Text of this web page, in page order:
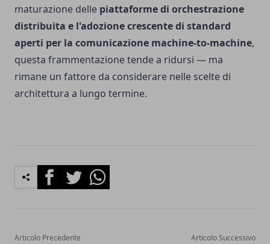
maturazione delle piattaforme di orchestrazione
distribuita e l'adozione crescente di standard
aperti per la comunicazione machine-to-machine,
questa frammentazione tende a ridursi — ma
rimane un fattore da considerare nelle scelte di
architettura a lungo termine.
FacebookTwitterWhatsapp
Articolo Precedente Articolo Successivo